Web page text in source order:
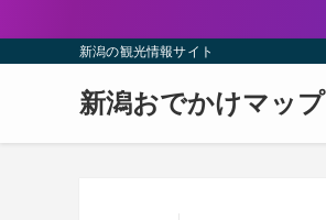
新潟の観光情報サイト
新潟おでかけマップ